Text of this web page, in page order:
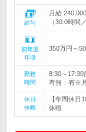
給与
月給
（30.0時
初年度
年収
350万円～
勤務
時間
8:30～17:30
有無：有※
休日
休暇
【年間休日
休暇